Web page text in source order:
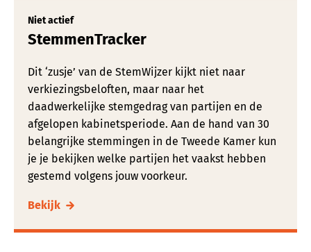
Niet actief
StemmenTracker
Dit ‘zusje’ van de StemWijzer kijkt niet naar
verkiezingsbeloften, maar naar het
daadwerkelijke stemgedrag van partijen en de
afgelopen kabinetsperiode. Aan de hand van 30
belangrijke stemmingen in de Tweede Kamer kun
je je bekijken welke partijen het vaakst hebben
gestemd volgens jouw voorkeur.
Bekijk